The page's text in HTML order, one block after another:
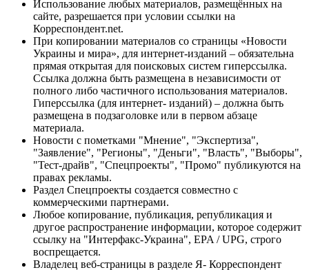
Использование любых материалов, размещённых на
сайте, разрешается при условии ссылки на
Корреспондент.net.
При копировании материалов со страницы «Новости
Украины и мира», для интернет-изданий – обязательна
прямая открытая для поисковых систем гиперссылка.
Ссылка должна быть размещена в независимости от
полного либо частичного использования материалов.
Гиперссылка (для интернет- изданий) – должна быть
размещена в подзаголовке или в первом абзаце
материала.
Новости с пометками "Мнение", "Экспертиза",
"Заявление", "Регионы", "Деньги", "Власть", "Выборы",
"Тест-драйв", "Спецпроекты", "Промо" публикуются на
правах рекламы.
Раздел Спецпроекты создается совместно с
коммерческими партнерами.
Любое копирование, публикация, републикация и
другое распространение информации, которое содержит
ссылку на "Интерфакс-Украина", EPA / UPG, строго
воспрещается.
Владелец веб-страницы в разделе Я- Корреспондент